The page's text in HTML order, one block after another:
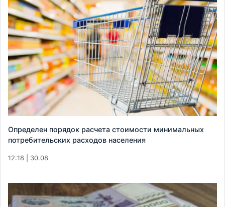
Определен порядок расчета стоимости минимальных
потребительских расходов населения
12:18 | 30.08